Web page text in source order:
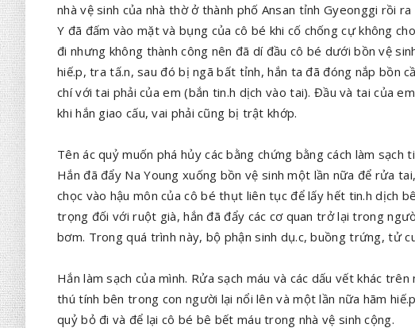
nhà vệ sinh của nhà thờ ở thành phố Ansan tỉnh Gyeonggi rồi
Y đã đấm vào mặt và bụng của cô bé khi cố chống cự không
đi nhưng không thành công nên đã dí đầu cô bé dưới bồn vệ
hiế.p, tra tấ.n, sau đó bị ngã bất tỉnh, hắn ta đã đóng nắp bồn
chí với tai phải của em (bắn tin.h dịch vào tai). Đầu và tai của
khi hắn giao cấu, vai phải cũng bị trật khớp.
Tên ác quỷ muốn phá hủy các bằng chứng bằng cách làm
Hắn đã đẩy Na Young xuống bồn vệ sinh một lần nữa để rửa
chọc vào hậu môn của cô bé thụt liên tục để lấy hết tin.h dịch
trọng đối với ruột già, hắn đã đẩy các cơ quan trở lại trong
bơm. Trong quá trình này, bộ phận sinh dụ.c, buồng trứng, tử
Hắn làm sạch của mình. Rửa sạch máu và các dấu vết khác
thú tính bên trong con người lại nổi lên và một lần nữa hãm
quỷ bỏ đi và để lại cô bé bê bết máu trong nhà vệ sinh cộng.